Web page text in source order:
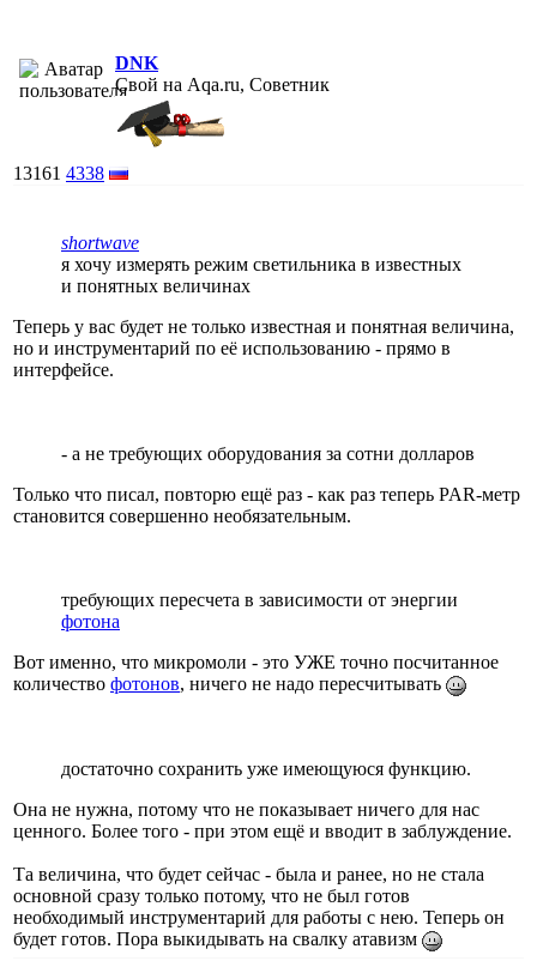
DNK
Свой на Aqa.ru, Советник
13161 4338
shortwave
я хочу измерять режим светильника в известных
и понятных величинах
Теперь у вас будет не только известная и понятная величина,
но и инструментарий по её использованию - прямо в
интерфейсе.
- а не требующих оборудования за сотни долларов
Только что писал, повторю ещё раз - как раз теперь PAR-метр
становится совершенно необязательным.
требующих пересчета в зависимости от энергии
фотона
Вот именно, что микромоли - это УЖЕ точно посчитанное
количество фотонов, ничего не надо пересчитывать
достаточно сохранить уже имеющуюся функцию.
Она не нужна, потому что не показывает ничего для нас
ценного. Более того - при этом ещё и вводит в заблуждение.
Та величина, что будет сейчас - была и ранее, но не стала
основной сразу только потому, что не был готов
необходимый инструментарий для работы с нею. Теперь он
будет готов. Пора выкидывать на свалку атавизм